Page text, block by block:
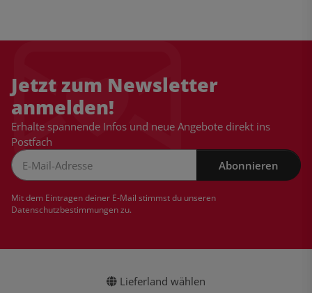
Jetzt zum Newsletter
anmelden!
Erhalte spannende Infos und neue Angebote direkt ins
Postfach
Abonnieren
Mit dem Eintragen deiner E-Mail stimmst du unseren
Datenschutzbestimmungenzu.
Lieferland wählen